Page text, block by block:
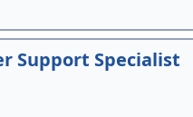
Support Specialist